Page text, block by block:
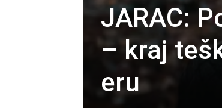
JARAC:
– kraj
eru